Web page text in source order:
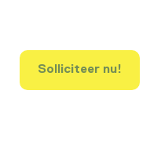
Solliciteer nu!